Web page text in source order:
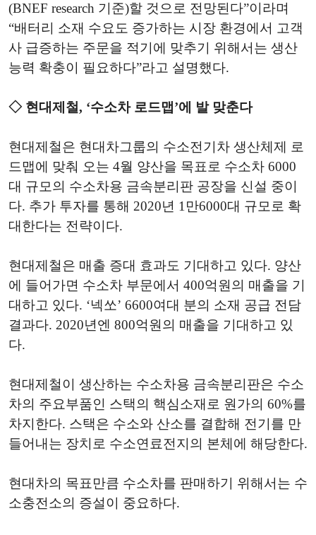
(BNEF research 기준)할 것으로 전망된다”이라며
“배터리 소재 수요도 증가하는 시장 환경에서 고객
사 급증하는 주문을 적기에 맞추기 위해서는 생산
능력 확충이 필요하다”라고 설명했다.
◇ 현대제철, ‘수소차 로드맵’에 발 맞춘다
현대제철은 현대차그룹의 수소전기차 생산체제 로
드맵에 맞춰 오는 4월 양산을 목표로 수소차 6000
대 규모의 수소차용 금속분리판 공장을 신설 중이
다. 추가 투자를 통해 2020년 1만6000대 규모로 확
대한다는 전략이다.
현대제철은 매출 증대 효과도 기대하고 있다. 양산
에 들어가면 수소차 부문에서 400억원의 매출을 기
대하고 있다. ‘넥쏘’ 6600여대 분의 소재 공급 전담
결과다. 2020년엔 800억원의 매출을 기대하고 있
다.
현대제철이 생산하는 수소차용 금속분리판은 수소
차의 주요부품인 스택의 핵심소재로 원가의 60%를
차지한다. 스택은 수소와 산소를 결합해 전기를 만
들어내는 장치로 수소연료전지의 본체에 해당한다.
현대차의 목표만큼 수소차를 판매하기 위해서는 수
소충전소의 증설이 중요하다.